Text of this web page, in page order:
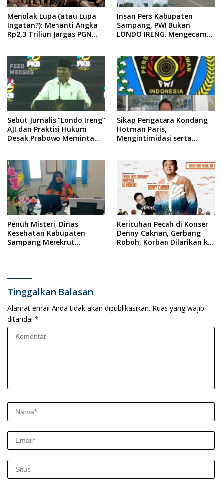
Menolak Lupa (atau Lupa
Ingatan?): Menanti Angka
Rp2,3 Triliun Jargas PGN
Insan Pers Kabupaten
Sampang, PWI Bukan
LONDO IRENG. Mengecam
Republik Indonesia
Sebut Jurnalis “Londo Ireng”
AJI dan Praktisi Hukum
Desak Prabowo Meminta
Sikap Pengacara Kondang
Hotman Paris,
Mengintimidasi serta
Sampang Angkat Bicara
Penuh Misteri, Dinas
Kesehatan Kabupaten
Sampang Merekrut
Kericuhan Pecah di Konser
Denny Caknan, Gerbang
Roboh, Korban Dilarikan ke
Tinggalkan Balasan
Alamat email Anda tidak akan dipublikasikan. Ruas yang wajib
ditandai *